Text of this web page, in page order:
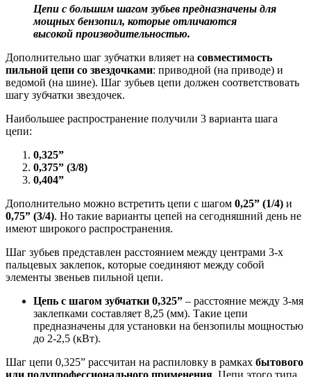
Цепи с большим шагом зубьев предназначены для
мощных бензопил, которые отличаются
высокой производительностью.
Дополнительно шаг зубчатки влияет на совместимость
пильной цепи со звездочками: приводной (на приводе) и
ведомой (на шине). Шаг зубьев цепи должен соответствовать
шагу зубчатки звездочек.
Наибольшее распространение получили 3 варианта шага
цепи:
0,325”
0,375” (3/8)
0,404”
Дополнительно можно встретить цепи с шагом 0,25” (1/4) и
0,75” (3/4). Но такие варианты цепей на сегодняшний день не
имеют широкого распространения.
Шаг зубьев представлен расстоянием между центрами 3-х
пальцевых заклепок, которые соединяют между собой
элементы звеньев пильной цепи.
Цепь с шагом зубчатки 0,325” – расстояние между 3-мя
заклепками составляет 8,25 (мм). Такие цепи
предназначены для установки на бензопилы мощностью
до 2-2,5 (кВт).
Шаг цепи 0,325” рассчитан на распиловку в рамках бытового